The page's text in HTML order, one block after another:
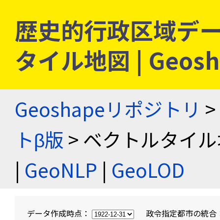
歴史的行政区域デ
タイル地図 |
Geoshapeリポジトリ >
トβ版 > ベクトルタイ
| GeoNLP | GeoLOD
データ作成時点： 政令指定都市の統